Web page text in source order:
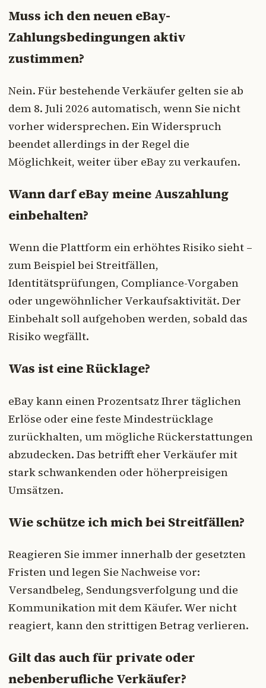
Muss ich den neuen eBay-
Zahlungsbedingungen aktiv
zustimmen?
Nein. Für bestehende Verkäufer gelten sie ab
dem 8. Juli 2026 automatisch, wenn Sie nicht
vorher widersprechen. Ein Widerspruch
beendet allerdings in der Regel die
Möglichkeit, weiter über eBay zu verkaufen.
Wann darf eBay meine Auszahlung
einbehalten?
Wenn die Plattform ein erhöhtes Risiko sieht –
zum Beispiel bei Streitfällen,
Identitätsprüfungen, Compliance-Vorgaben
oder ungewöhnlicher Verkaufsaktivität. Der
Einbehalt soll aufgehoben werden, sobald das
Risiko wegfällt.
Was ist eine Rücklage?
eBay kann einen Prozentsatz Ihrer täglichen
Erlöse oder eine feste Mindestrücklage
zurückhalten, um mögliche Rückerstattungen
abzudecken. Das betrifft eher Verkäufer mit
stark schwankenden oder höherpreisigen
Umsätzen.
Wie schütze ich mich bei Streitfällen?
Reagieren Sie immer innerhalb der gesetzten
Fristen und legen Sie Nachweise vor:
Versandbeleg, Sendungsverfolgung und die
Kommunikation mit dem Käufer. Wer nicht
reagiert, kann den strittigen Betrag verlieren.
Gilt das auch für private oder
nebenberufliche Verkäufer?